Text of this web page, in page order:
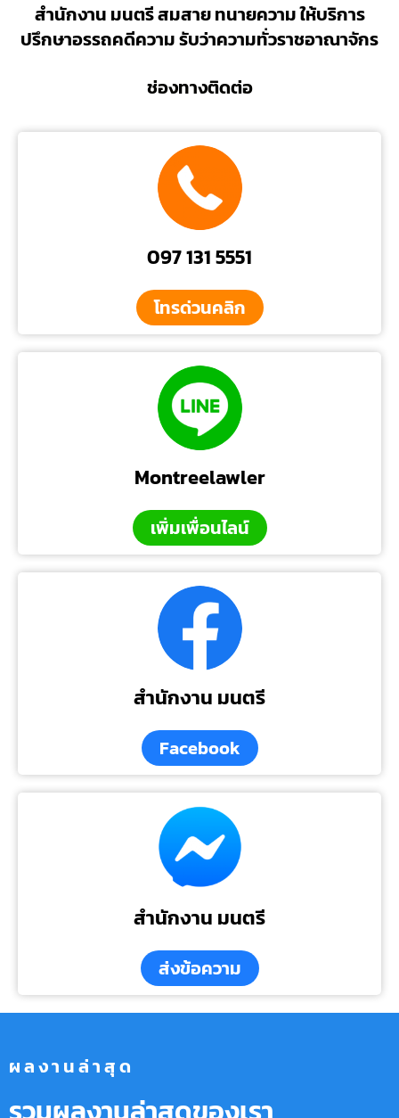
สำนักงาน มนตรี สมสาย ทนายความ ให้บริการ
ปรึกษาอรรถคดีความ รับว่าความทั่วราชอาณาจักร
ช่องทางติดต่อ
097 131 5551
โทรด่วนคลิก
Montreelawler
เพิ่มเพื่อนไลน์
สำนักงาน มนตรี
Facebook
สำนักงาน มนตรี
ส่งข้อความ
ผลงานล่าสุด